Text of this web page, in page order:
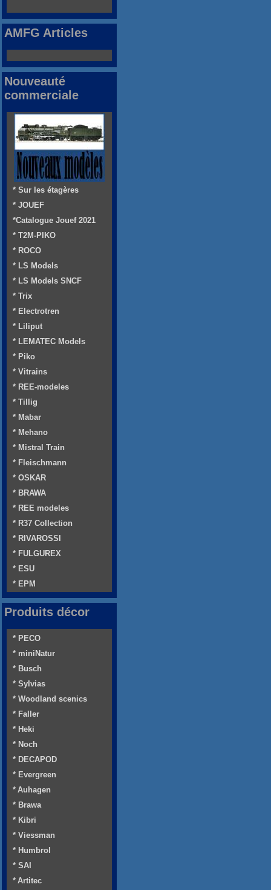
AMFG Articles
Nouveauté
commerciale
* Sur les étagères
* JOUEF
*Catalogue Jouef 2021
* T2M-PIKO
* ROCO
* LS Models
* LS Models SNCF
* Trix
* Electrotren
* Liliput
* LEMATEC Models
* Piko
* Vitrains
* REE-modeles
* Tillig
* Mabar
* Mehano
* Mistral Train
* Fleischmann
* OSKAR
* BRAWA
* REE modeles
* R37 Collection
* RIVAROSSI
* FULGUREX
* ESU
* EPM
Produits décor
* PECO
* miniNatur
* Busch
* Sylvias
* Woodland scenics
* Faller
* Heki
* Noch
* DECAPOD
* Evergreen
* Auhagen
* Brawa
* Kibri
* Viessman
* Humbrol
* SAI
* Artitec